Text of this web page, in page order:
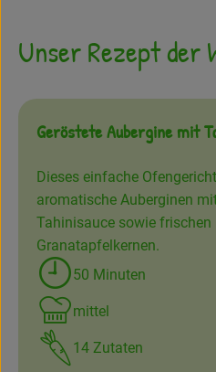
Über uns
Unser Rezept der
Geröstete Aubergine mit
Dieses einfache
aromatische Auberginen
Tahinisauce sowie
Granatapfelkernen.
Zubreitungszeit:
50 Minuten
Schwierigkeit:
mittel
14 Zutaten